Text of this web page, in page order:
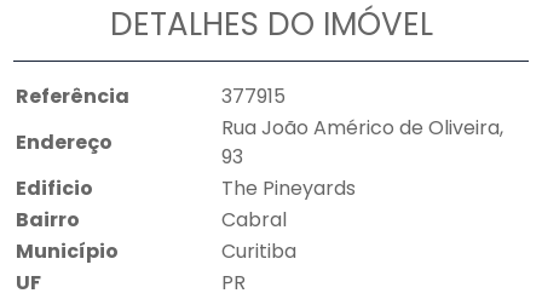
DETALHES DO IMÓVEL
Referência
377915
Endereço
Rua João Américo de Oliveira,
93
Edificio
The Pineyards
Bairro
Cabral
Município
Curitiba
UF
PR